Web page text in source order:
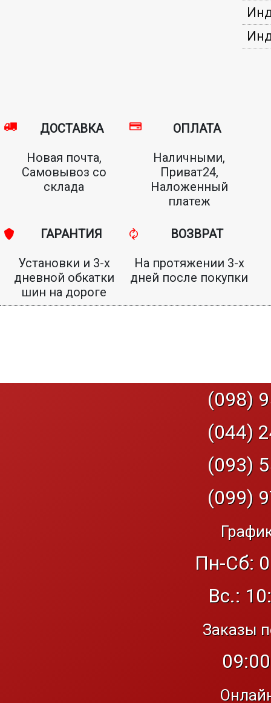
ДОСТАВКА
Новая почта,
Самовывоз со
склада
ОПЛАТА
Наличными,
Приват24,
Наложенный
платеж
ГАРАНТИЯ
Установки и 3-х
дневной обкатки
шин на дороге
ВОЗВРАТ
На протяжении 3-х
дней после покупки
(098)
(044)
(093)
(099)
Пн-Сб:
Вс.:
Заказы